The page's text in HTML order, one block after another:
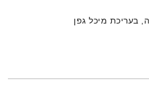
בעריכת מיכל גפן